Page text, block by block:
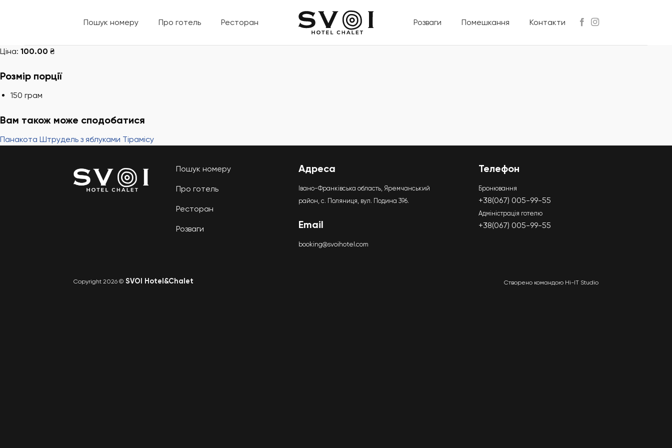
Пошук номеру Про готель Ресторан Розваги Помешкання Контакти
Ціна: 100.00 ₴
Розмір порції
150 грам
Вам також може сподобатися
Панакота Штрудель з яблуками Тірамісу
Пошук номеру
Про готель
Ресторан
Розваги
Адреса
Івано-Франківська область, Яремчанський
район, с. Поляниця, вул. Подина 396.
Email
booking@svoihotel.com
Телефон
Бронювання
+38(067) 005-99-55
Адміністрація готелю
+38(067) 005-99-55
Copyright 2026 © SVOI Hotel&Chalet Створено командою Hi-IT Studio